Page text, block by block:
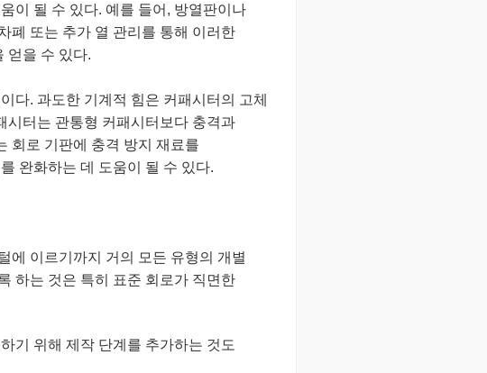
이 될 수 있다. 예를 들어, 방열판이나
폐 또는 추가 열 관리를 통해 이러한
얻을 수 있다.
다. 과도한 기계적 힘은 커패시터의 고체
시터는 관통형 커패시터보다 충격과
회로 기판에 충격 방지 재료를
완화하는 데 도움이 될 수 있다.
에 이르기까지 거의 모든 유형의 개별
하는 것은 특히 표준 회로가 직면한
기 위해 제작 단계를 추가하는 것도